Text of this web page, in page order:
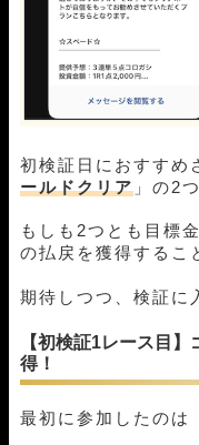
初検証日におすすめ
ールドクリア 」の2つ
もしも2つとも目標
の払戻を獲得するこ
期待しつつ、検証に
【初検証1レース目
得！
最初に参加したのは